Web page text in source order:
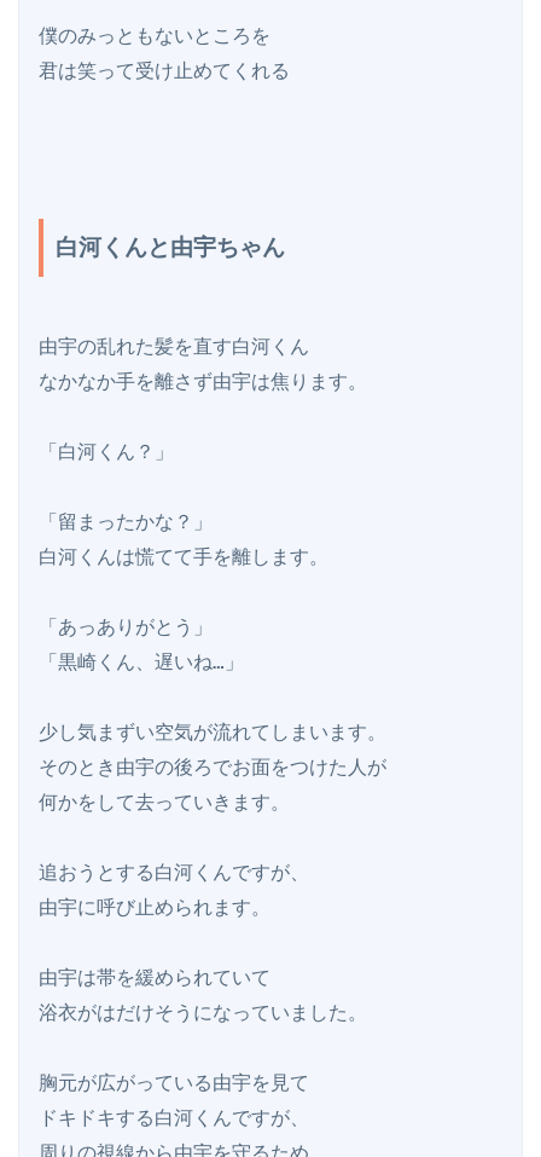
僕のみっともないところを
君は笑って受け止めてくれる
白河くんと由宇ちゃん
由宇の乱れた髪を直す白河くん
なかなか手を離さず由宇は焦ります。
「白河くん？」
「留まったかな？」
白河くんは慌てて手を離します。
「あっありがとう」
「黒崎くん、遅いね…」
少し気まずい空気が流れてしまいます。
そのとき由宇の後ろでお面をつけた人が
何かをして去っていきます。
追おうとする白河くんですが、
由宇に呼び止められます。
由宇は帯を緩められていて
浴衣がはだけそうになっていました。
胸元が広がっている由宇を見て
ドキドキする白河くんですが、